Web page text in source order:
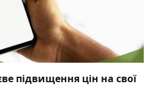
підвищення цін на свої